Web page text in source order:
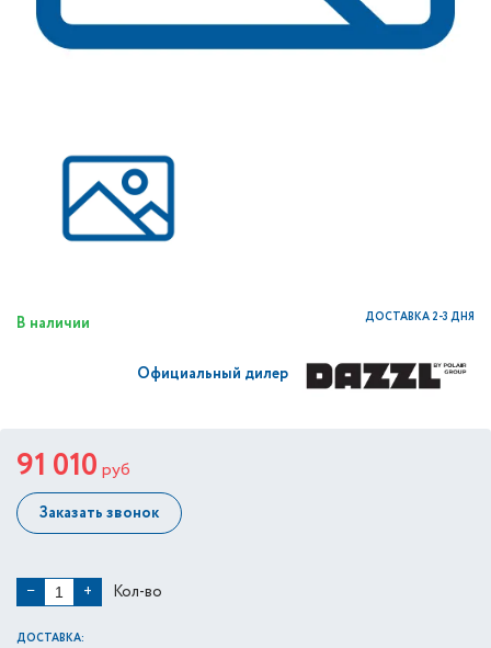
В наличии ДОСТАВКА 2-3 ДНЯ
Официальный дилер
91 010 руб
Заказать звонок
− + Кол-во
ДОСТАВКА: